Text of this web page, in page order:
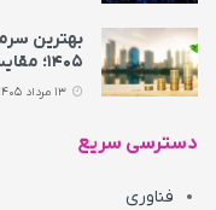
۱۴۰۵؛ مقایسه کامل گزینه‌های سودآور
دسترسی سریع
فناوری